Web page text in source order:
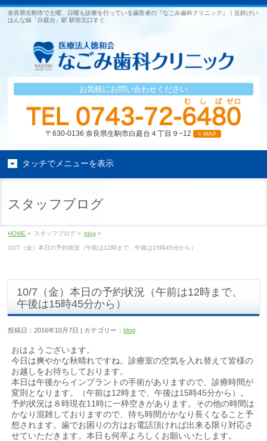
奈良県生駒市で土曜、日曜も診療を行っている歯医者の『なごみ歯科クリニック』｜近鉄けい
はんな線「白庭台」駅 駅前北口すぐ
お気軽にお問い合わせください
〒630-0136 奈良県生駒市白庭台４丁目９−12 » MAP
タッチでメニューを表示
スタッフブログ
HOME » スタッフブログ » blog »
10/7（金）本日の予約状況（午前は12時まで、午後は15時45分から）
10/7（金）本日の予約状況（午前は12時まで、
午後は15時45分から）
投稿日：2016年10月7日 | カテゴリー：blog
おはようございます。
今日は爽やかな秋晴れですね。診療室の空気を入れ替えて皆様の
お越しをお待ちしております。
本日は午後からインプラントの手術がありますので、診療時間が
変則となります。（午前は12時まで、午後は15時45分から）。
予約状況は８時現在11時に一枠空きがあります。その他の時間は
かなり混雑しておりますので、待ち時間がかなり長くなること予
想されます。歯でお困りの方はお電話頂ければ出来る限り対応さ
せていただきます。本日も何卒よろしくお願いいたします。